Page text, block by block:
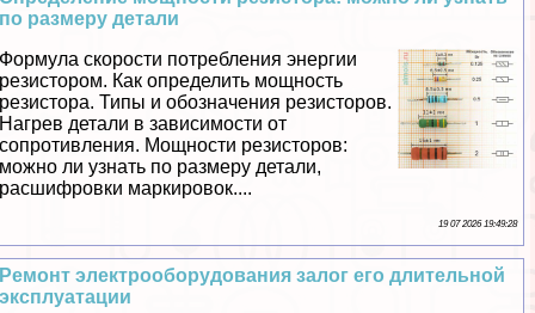
по размеру детали
Формула скорости потрeбления энергии
резистором. Как определить мощность
резистора. Типы и обозначения резисторов.
Нагрев детали в зависимости от
сопротивления. Мощности резисторов:
можно ли узнать по размеру детали,
расшифровки маркировок....
19 07 2026 19:49:28
Ремонт электрооборудования залог его длительной
эксплуатации